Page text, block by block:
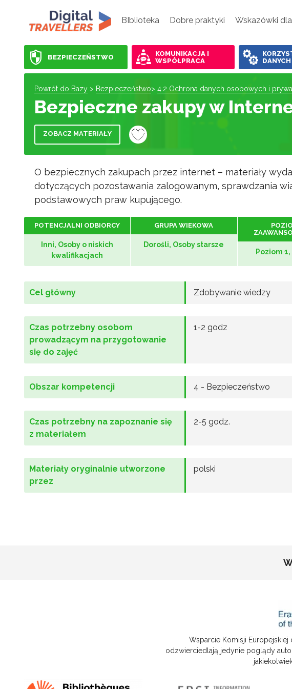
BIblioteka Dobre praktyki Wskazówki
BEZPIECZEŃSTWO
KOMUNIKACJA I
WSPÓŁPRACA
DANYCH
Powrót do Bazy > Bezpieczeństwo> 4.2 Ochrona danych osobowych i
Bezpieczne zakupy w
ZOBACZ MATERIAŁY
O bezpiecznych zakupach przez internet – materiały
dotyczących pozostawania zalogowanym, sprawdzania
podstawowych praw kupującego.
POTENCJALNI ODBIORCY
Inni, Osoby o niskich
kwalifikacjach
GRUPA WIEKOWA
Dorośli, Osoby starsze
Poziom
Cel główny Zdobywanie wiedzy
Czas potrzebny osobom
prowadzącym na przygotowanie
się do zajęć
1-2 godz
Obszar kompetencji 4 - Bezpieczeństwo
Czas potrzebny na zapoznanie się
z materiałem
2-5 godz.
Materiały oryginalnie utworzone
przez
polski
Wsparcie Komisji
odzwierciedlają jedynie poglądy